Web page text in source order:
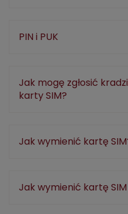
PIN i PUK
Jak mogę zgłosić
karty SIM?
Jak wymienić kartę
Jak wymienić kartę SIM